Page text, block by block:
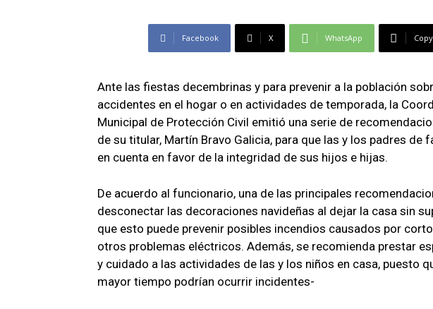
Facebook X WhatsApp Copy
Ante las fiestas decembrinas y para prevenir a la población
accidentes en el hogar o en actividades de temporada, la
Municipal de Protección Civil emitió una serie de
de su titular, Martín Bravo Galicia, para que las y los padres de
en cuenta en favor de la integridad de sus hijos e hijas.
De acuerdo al funcionario, una de las principales
desconectar las decoraciones navideñas al dejar la casa sin
que esto puede prevenir posibles incendios causados por
otros problemas eléctricos. Además, se recomienda prestar
y cuidado a las actividades de las y los niños en casa, puesto
mayor tiempo podrían ocurrir incidentes-